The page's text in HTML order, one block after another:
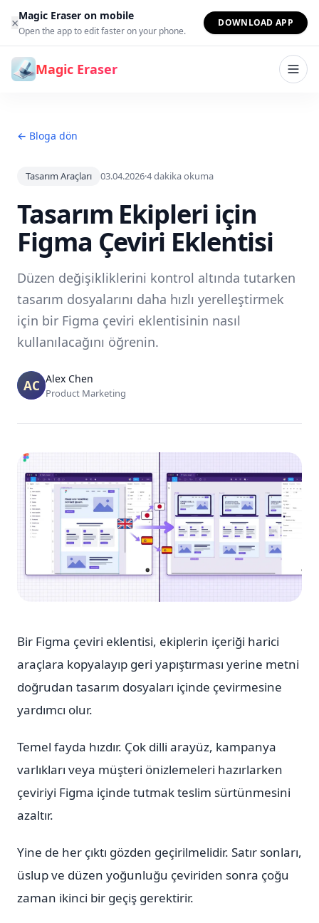
İçeriğe geç
×Magic Eraser on mobile
Open the app to edit faster on your phone.
DOWNLOAD APP
Magic Eraser
← Bloga dön
Tasarım Araçları 03.04.2026·4dakika okuma
Tasarım Ekipleri için
Figma Çeviri Eklentisi
Düzen değişikliklerini kontrol altında tutarken
tasarım dosyalarını daha hızlı yerelleştirmek
için bir Figma çeviri eklentisinin nasıl
kullanılacağını öğrenin.
Alex Chen
Product Marketing
Bir Figma çeviri eklentisi, ekiplerin içeriği harici
araçlara kopyalayıp geri yapıştırması yerine metni
doğrudan tasarım dosyaları içinde çevirmesine
yardımcı olur.
Temel fayda hızdır. Çok dilli arayüz, kampanya
varlıkları veya müşteri önizlemeleri hazırlarken
çeviriyi Figma içinde tutmak teslim sürtünmesini
azaltır.
Yine de her çıktı gözden geçirilmelidir. Satır sonları,
üslup ve düzen yoğunluğu çeviriden sonra çoğu
zaman ikinci bir geçiş gerektirir.